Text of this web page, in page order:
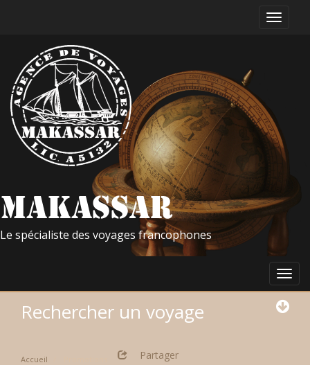
Le spécialiste des voyages francophones
Rechercher un voyage
Accueil Partager